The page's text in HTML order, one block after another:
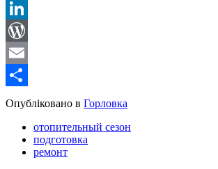
Reddit
LinkedIn
WordPress
Email
Share
Опубліковано в Горловка
отопительный сезон
подготовка
ремонт